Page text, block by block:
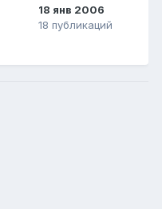
18 янв 2006
18 публикаций